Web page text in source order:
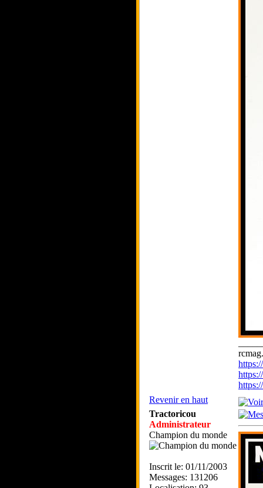
Revenir en haut
Tractoricou
Administrateur
Champion du monde
Inscrit le: 01/11/2003
Messages: 131206